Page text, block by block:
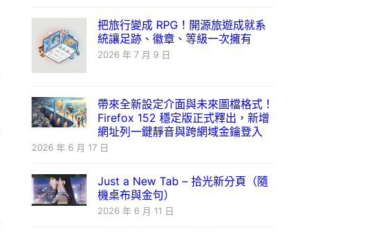
把旅行變成 RPG！開源旅遊成就系
統讓足跡、徽章、等級一次擁有
2026 年 7 月 9 日
帶來全新設定介面與未來圖檔格式！
Firefox 152 穩定版正式釋出，新增
網址列一鍵靜音與跨網域金鑰登入
2026 年 6 月 17 日
Just a New Tab – 拾光新分頁（隨
機桌布與金句）
2026 年 6 月 11 日